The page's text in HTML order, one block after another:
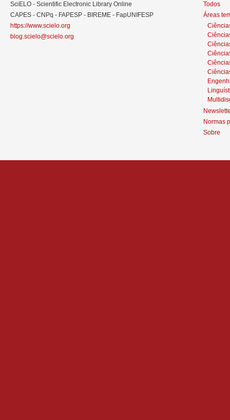
SciELO - Scientific Electronic Library Online
CAPES - CNPq - FAPESP - BIREME - FapUNIFESP
https://www.scielo.org
blog.scielo@scielo.org
Todos
Áreas
Normas
Sobre